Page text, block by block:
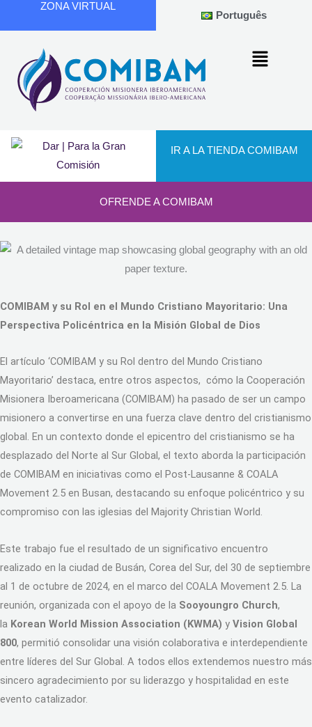
ZONA VIRTUAL
Português
IR A LA TIENDA COMIBAM
OFRENDE A COMIBAM
COMIBAM y su Rol en el Mundo Cristiano Mayoritario: Una
Perspectiva Policéntrica en la Misión Global de Dios
El artículo ‘COMIBAM y su Rol dentro del Mundo Cristiano
Mayoritario’ destaca, entre otros aspectos, cómo la Cooperación
Misionera Iberoamericana (COMIBAM) ha pasado de ser un campo
misionero a convertirse en una fuerza clave dentro del cristianismo
global. En un contexto donde el epicentro del cristianismo se ha
desplazado del Norte al Sur Global, el texto aborda la participación
de COMIBAM en iniciativas como el Post-Lausanne & COALA
Movement 2.5 en Busan, destacando su enfoque policéntrico y su
compromiso con las iglesias del Majority Christian World.
Este trabajo fue el resultado de un significativo encuentro
realizado en la ciudad de Busán, Corea del Sur, del 30 de septiembre
al 1 de octubre de 2024, en el marco del COALA Movement 2.5. La
reunión, organizada con el apoyo de la Sooyoungro Church,
la Korean World Mission Association (KWMA) y Vision Global
800, permitió consolidar una visión colaborativa e interdependiente
entre líderes del Sur Global. A todos ellos extendemos nuestro más
sincero agradecimiento por su liderazgo y hospitalidad en este
evento catalizador.